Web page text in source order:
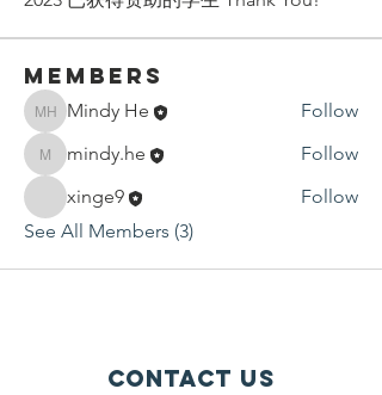
Members
Mindy He
Mindy He Follow
mindy.he
mindy.he
Follow
xinge9
Follow
See All Members (3)
Contact Us